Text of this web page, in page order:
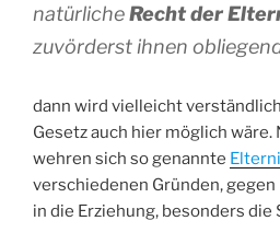
natürlicheRecht der
zuvörderst ihnen
dann wird vielleicht
Gesetz auch hier möglich
wehren sich so genannte
verschiedenen Gründen,
in die Erziehung, besonders die